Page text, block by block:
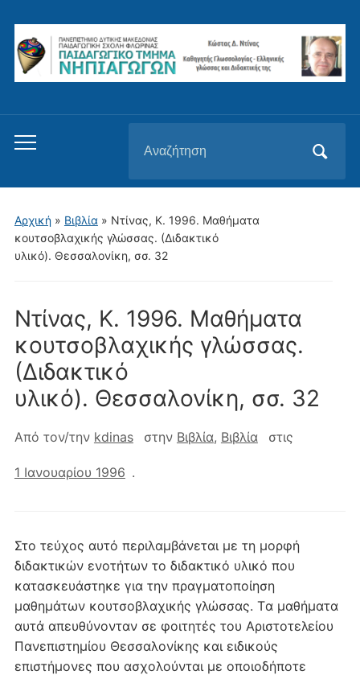
Εναλλαγή
μενού
για
κινητά
για:
Αρχική» Βιβλία » Ντίνας, Κ. 1996. Mαθήματα
κουτσοβλαχικής γλώσσας. (Διδακτικό
υλικό). Θεσσαλονίκη, σσ. 32
Ντίνας, Κ. 1996. Mαθήματα
κουτσοβλαχικής γλώσσας.
(Διδακτικό
υλικό). Θεσσαλονίκη, σσ. 32
Από τον/την kdinas στην Βιβλία, Βιβλία στις
1 Ιανουαρίου 1996 .
Στο τεύχος αυτό περιλαμβάνεται με τη μορφή
διδακτικών ενοτήτων το διδακτικό υλικό που
κατασκευάστηκε για την πραγματοποίηση
μαθημάτων κουτσοβλαχικής γλώσσας. Tα μαθήματα
αυτά απευθύνονταν σε φοιτητές του Aριστοτελείου
Πανεπιστημίου Θεσσαλονίκης και ειδικούς
επιστήμονες που ασχολούνται με οποιοδήποτε